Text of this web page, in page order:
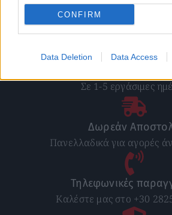
CONFIRM
Data Deletion Data Access
Σε 1-5 εργάσιμες
Δωρεάν
Πανελλαδικά για αγορές
Τηλεφωνικές
Καλέστε μας στο +30